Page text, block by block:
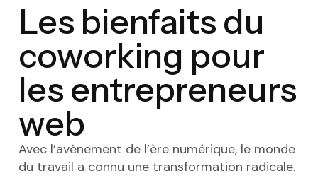
Les bienfaits du
coworking pour
les entrepreneurs
web
Avec l’avènement de l’ère numérique, le monde
du travail a connu une transformation radicale.